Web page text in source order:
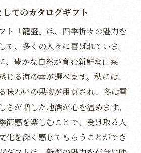
感動的な瞬間
物の選び方
心に刻むカタログギフト
てのカタログギフト
ト「籠盛」は、四季折々の魅力を
て、多くの人々に喜ばれていま
、豊かな自然が育む新鮮な山菜
じる海の幸が選べます。秋には、
味わいの果物が用意され、冬は雪
さが増した地酒が心を温めます。
節感を楽しむことで、受け取る人
化を深く感じてもらうことができ